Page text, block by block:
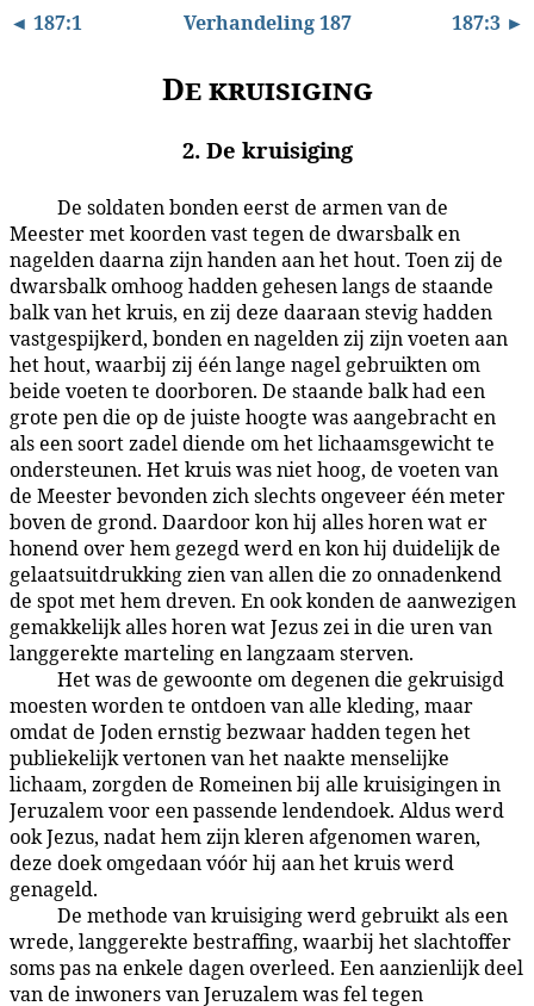
◄ 187:1 Verhandeling 187 187:3 ►
De kruisiging
2. De kruisiging
De soldaten bonden eerst de armen van de
Meester met koorden vast tegen de dwarsbalk en
nagelden daarna zijn handen aan het hout. Toen zij de
dwarsbalk omhoog hadden gehesen langs de staande
balk van het kruis, en zij deze daaraan stevig hadden
vastgespijkerd, bonden en nagelden zij zijn voeten aan
het hout, waarbij zij één lange nagel gebruikten om
beide voeten te doorboren. De staande balk had een
grote pen die op de juiste hoogte was aangebracht en
als een soort zadel diende om het lichaamsgewicht te
ondersteunen. Het kruis was niet hoog, de voeten van
de Meester bevonden zich slechts ongeveer één meter
boven de grond. Daardoor kon hij alles horen wat er
honend over hem gezegd werd en kon hij duidelijk de
gelaatsuitdrukking zien van allen die zo onnadenkend
de spot met hem dreven. En ook konden de aanwezigen
gemakkelijk alles horen wat Jezus zei in die uren van
langgerekte marteling en langzaam sterven.
Het was de gewoonte om degenen die gekruisigd
moesten worden te ontdoen van alle kleding, maar
omdat de Joden ernstig bezwaar hadden tegen het
publiekelijk vertonen van het naakte menselijke
lichaam, zorgden de Romeinen bij alle kruisigingen in
Jeruzalem voor een passende lendendoek. Aldus werd
ook Jezus, nadat hem zijn kleren afgenomen waren,
deze doek omgedaan vóór hij aan het kruis werd
genageld.
De methode van kruisiging werd gebruikt als een
wrede, langgerekte bestraffing, waarbij het slachtoffer
soms pas na enkele dagen overleed. Een aanzienlijk deel
van de inwoners van Jeruzalem was fel tegen